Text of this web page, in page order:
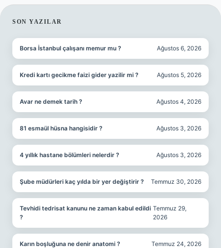
SIDEBAR
SON YAZILAR
Borsa İstanbul çalışanı memur mu ? Ağustos 6, 2026
Kredi kartı gecikme faizi gider yazilir mi ? Ağustos 5, 2026
Avar ne demek tarih ? Ağustos 4, 2026
81 esmaül hüsna hangisidir ? Ağustos 3, 2026
4 yıllık hastane bölümleri nelerdir ? Ağustos 3, 2026
Şube müdürleri kaç yılda bir yer değiştirir ? Temmuz 30, 2026
Tevhidi tedrisat kanunu ne zaman kabul edildi
?
Temmuz 29,
2026
Karın boşluğuna ne denir anatomi ? Temmuz 24, 2026